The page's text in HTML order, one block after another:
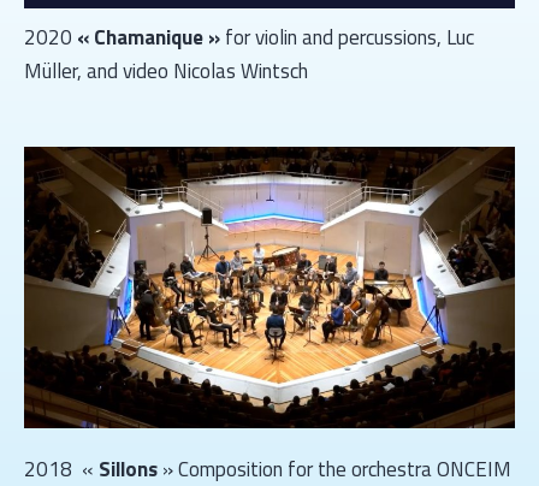
2020 « Chamanique »for violin and percussions, Luc
Müller, and video Nicolas Wintsch
2018 « Sillons» Composition for the orchestra ONCEIM